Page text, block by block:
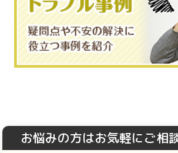
お悩みの方はお気軽にご相